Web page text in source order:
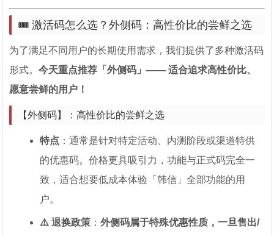
🎟️ 激活码怎么选？外侧码：高性价比的尝鲜之选
为了满足不同用户的长期使用需求，我们提供了多种激活码
形式。今天重点推荐「外侧码」—— 适合追求高性价比、
愿意尝鲜的用户！
【外侧码】：高性价比的尝鲜之选
特点 ：通常是针对特定活动、内测阶段或渠道特供
的优惠码。价格更具吸引力，功能与正式码完全一
致，适合想要低成本体验「韩信」全部功能的用
户。
⚠️ 退换政策 ：外侧码属于特殊优惠性质，一旦售出/